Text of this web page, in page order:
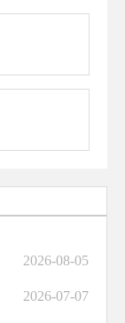
2026-08-05
2026-07-07